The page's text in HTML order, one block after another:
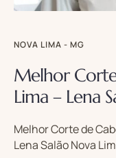
NOVA LIMA - MG
Melhor
Lima – Lena
Melhor Corte de
Lena Salão Nova